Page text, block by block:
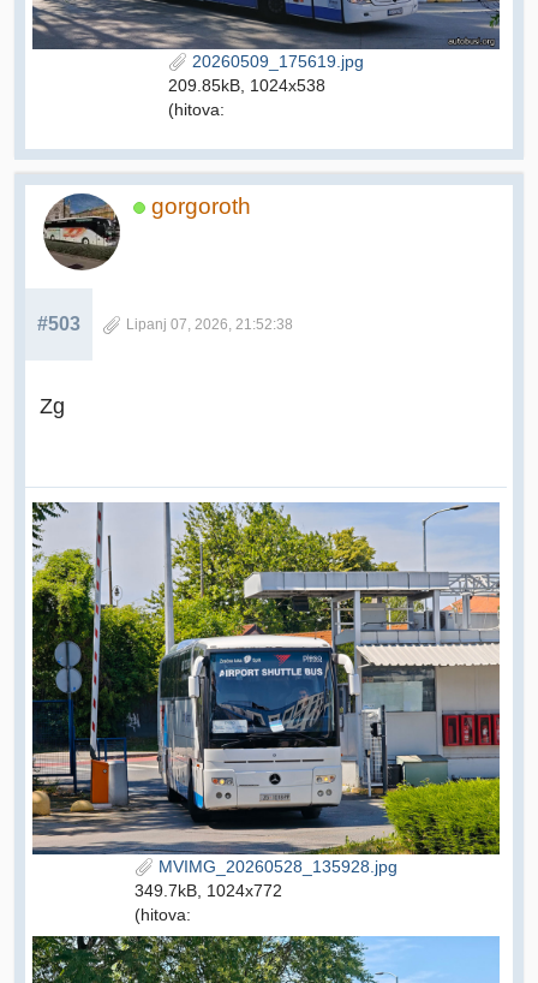
20260509_175619.jpg
209.85kB, 1024x538
(hitova:
gorgoroth
#503 Lipanj 07, 2026, 21:52:38
Zg
MVIMG_20260528_135928.jpg
349.7kB, 1024x772
(hitova: